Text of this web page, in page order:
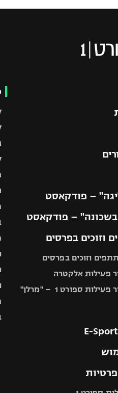
– פודקאסט
– פודקאסט
וזוכים בפרסים
וזוכים בפרסים
פעילות אלקטרה
ספורט 1 – "מרלן"